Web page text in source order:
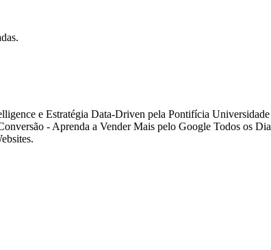
e Estratégia Data-Driven pela Pontifícia
- Aprenda a Vender Mais pelo Google Todos os